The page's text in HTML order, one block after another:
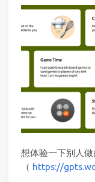
想体验一下别人
（ https://